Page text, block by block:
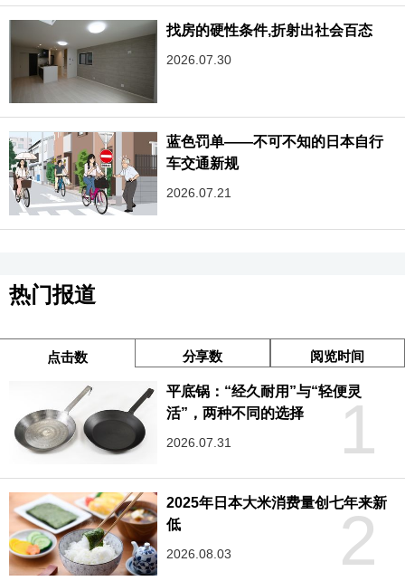
找房的硬性条件,折射出社会百态
2026.07.30
蓝色罚单——不可不知的日本自行
车交通新规
2026.07.21
热门报道
点击数 分享数 阅览时间
1
平底锅：“经久耐用”与“轻便灵
活”，两种不同的选择
2026.07.31
2
2025年日本大米消费量创七年来新
低
2026.08.03